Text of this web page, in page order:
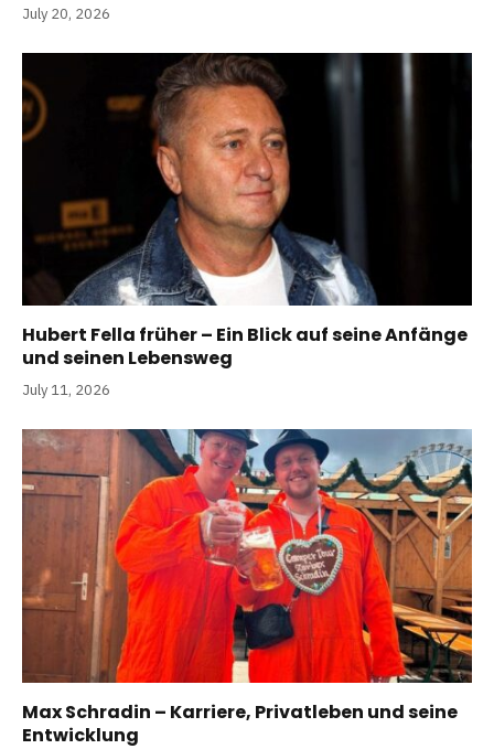
July 20, 2026
Hubert Fella früher – Ein Blick auf seine Anfänge
und seinen Lebensweg
July 11, 2026
Max Schradin – Karriere, Privatleben und seine
Entwicklung